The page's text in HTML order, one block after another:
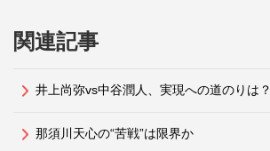
関連記事
井上尚弥vs中谷潤人、実現への道のりは？
那須川天心の“苦戦”は限界か